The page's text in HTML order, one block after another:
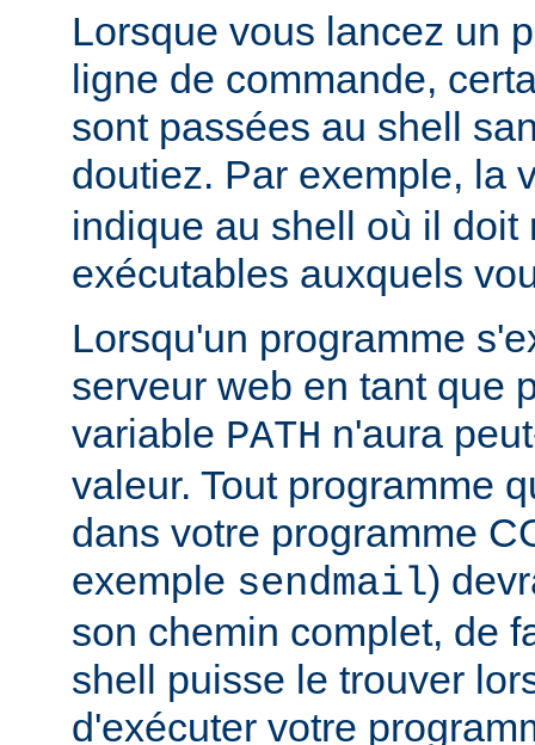
Lorsque vous lancez un
ligne de commande,
sont passées au shell
doutiez. Par exemple, la
indique au shell où il doit
exécutables auxquels
Lorsqu'un programme
serveur web en tant que
variable PATH n'aura
valeur. Tout programme
dans votre programme
exemple sendmail)
son chemin complet, de
shell puisse le trouver
d'exécuter votre